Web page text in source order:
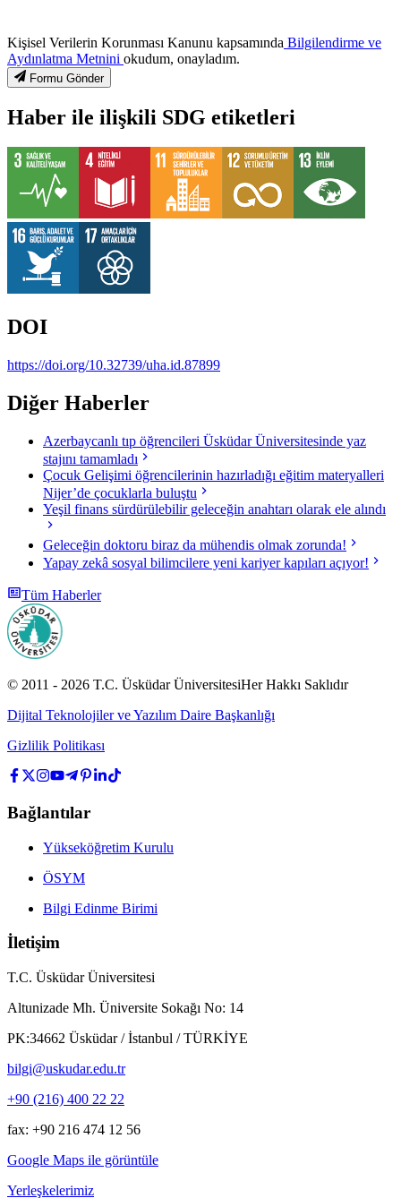
Kişisel Verilerin Korunması Kanunu kapsamında Bilgilendirme ve
Aydınlatma Metnini okudum, onayladım.
Formu Gönder
Haber ile ilişkili SDG etiketleri
DOI
https://doi.org/10.32739/uha.id.87899
Diğer Haberler
Azerbaycanlı tıp öğrencileri Üsküdar Üniversitesinde yaz
stajını tamamladı
Çocuk Gelişimi öğrencilerinin hazırladığı eğitim materyalleri
Nijer’de çocuklarla buluştu
Yeşil finans sürdürülebilir geleceğin anahtarı olarak ele alındı
Geleceğin doktoru biraz da mühendis olmak zorunda!
Yapay zekâ sosyal bilimcilere yeni kariyer kapıları açıyor!
Tüm Haberler
© 2011 - 2026 T.C. Üsküdar ÜniversitesiHer Hakkı Saklıdır
Dijital Teknolojiler ve Yazılım Daire Başkanlığı
Gizlilik Politikası
Bağlantılar
Yükseköğretim Kurulu
ÖSYM
Bilgi Edinme Birimi
İletişim
T.C. Üsküdar Üniversitesi
Altunizade Mh. Üniversite Sokağı No: 14
PK:34662 Üsküdar / İstanbul / TÜRKİYE
bilgi@uskudar.edu.tr
+90 (216) 400 22 22
fax: +90 216 474 12 56
Google Maps ile görüntüle
Yerleşkelerimiz